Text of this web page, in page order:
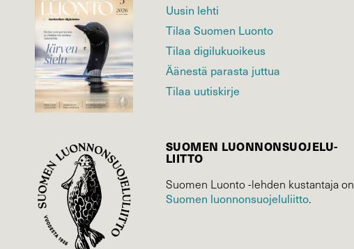
Uusin lehti
Tilaa Suomen Luonto
Tilaa digilukuoikeus
Äänestä parasta juttua
Tilaa uutiskirje
SUOMEN LUONNON­SUOJELU­
LIITTO
Suomen Luonto -lehden kustantaja on
Suomen luonnonsuojelu­liitto.